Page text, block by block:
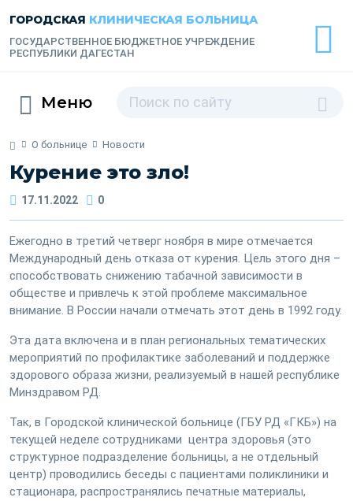
ГОРОДСКАЯ КЛИНИЧЕСКАЯ БОЛЬНИЦА
ГОСУДАРСТВЕННОЕ БЮДЖЕТНОЕ УЧРЕЖДЕНИЕ
РЕСПУБЛИКИ ДАГЕСТАН
Меню
О больнице Новости
Курение это зло!
17.11.2022 0
Ежегодно в третий четверг ноября в мире отмечается
Международный день отказа от курения. Цель этого дня –
способствовать снижению табачной зависимости в
обществе и привлечь к этой проблеме максимальное
внимание. В России начали отмечать этот день в 1992 году.
Эта дата включена и в план региональных тематических
мероприятий по профилактике заболеваний и поддержке
здорового образа жизни, реализуемый в нашей республике
Минздравом РД.
Так, в Городской клинической больнице (ГБУ РД «ГКБ») на
текущей неделе сотрудниками центра здоровья (это
структурное подразделение больницы, а не отдельный
центр) проводились беседы с пациентами поликлиники и
стационара, распространялись печатные материалы,